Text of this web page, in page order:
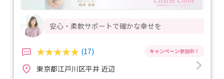
安心・柔軟サポートで確かな幸せを
(17)
東京都江戸川区平井 近辺